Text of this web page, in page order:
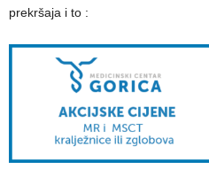
prekršaja i to :